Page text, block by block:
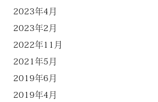
2023年4月
2023年2月
2022年11月
2021年5月
2019年6月
2019年4月